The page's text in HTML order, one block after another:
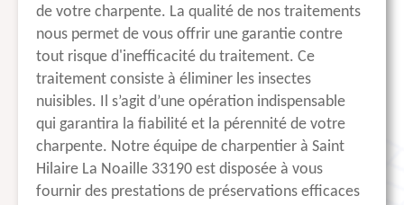
de votre charpente. La qualité de nos traitements
nous permet de vous offrir une garantie contre
tout risque d'inefficacité du traitement. Ce
traitement consiste à éliminer les insectes
nuisibles. Il s’agit d’une opération indispensable
qui garantira la fiabilité et la pérennité de votre
charpente. Notre équipe de charpentier à Saint
Hilaire La Noaille 33190 est disposée à vous
fournir des prestations de préservations efficaces